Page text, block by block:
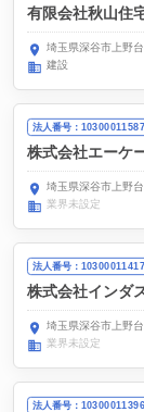
有限会社秋山住
埼玉県深谷市上野
建設
法人番号：
株式会社エーケ
埼玉県深谷市上野
業界未設定
法人番号：
株式会社インダ
埼玉県深谷市上野
業界未設定
法人番号：